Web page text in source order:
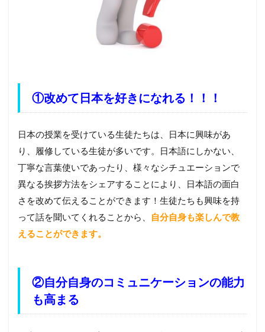
①改めて日本を好きになれる！！！
日本の授業を受けている生徒たちは、日本に興味があ
り、履修している生徒が多いです。日本語にしかない、
丁寧な言葉使いであったり、 様々なシチュエーションで
異なる挨拶方法をシェアすることにより、日本語の面白
さを改めて伝えることができます！生徒たちも興味を持
って話を聞いてくれることから、
自分自身も楽しんで教
えることができます。
②自分自身のコミュニケーションの能力
も高まる